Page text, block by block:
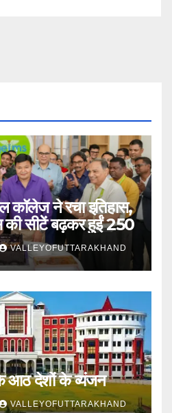
कॉलेज ने रचा इतिहास,
की सीटें बढ़कर हुईं 250
VALLEYOFUTTARAKHAND
आठ देशों के व्यंजन
VALLEYOFUTTARAKHAND